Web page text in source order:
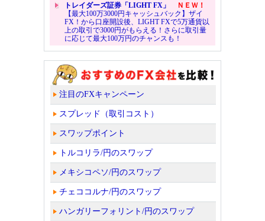
トレイダーズ証券「LIGHT FX」
ＮＥＷ！
【最大100万3000円キャッシュバック】ザイ
FX！から口座開設後、LIGHT FXで5万通貨以
上の取引で3000円がもらえる！さらに取引量
に応じて最大100万円のチャンスも！
注目のFXキャンペーン
スプレッド（取引コスト）
スワップポイント
トルコリラ/円のスワップ
メキシコペソ/円のスワップ
チェココルナ/円のスワップ
ハンガリーフォリント/円のスワップ